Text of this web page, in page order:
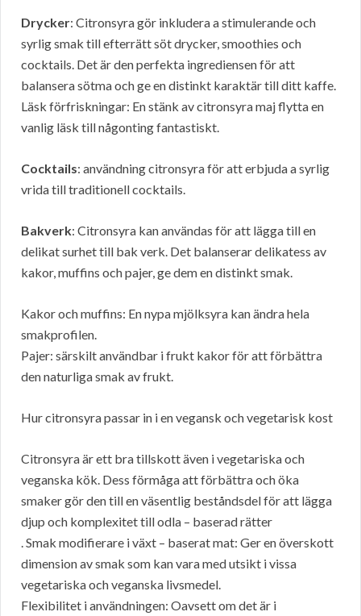
Drycker: Citronsyra gör inkludera a stimulerande och
syrlig smak till efterrätt söt drycker, smoothies och
cocktails. Det är den perfekta ingrediensen för att
balansera sötma och ge en distinkt karaktär till ditt kaffe.
Läsk förfriskningar: En stänk av citronsyra maj flytta en
vanlig läsk till någonting fantastiskt.
Cocktails: användning citronsyra för att erbjuda a syrlig
vrida till traditionell cocktails.
Bakverk: Citronsyra kan användas för att lägga till en
delikat surhet till bak verk. Det balanserar delikatess av
kakor, muffins och pajer, ge dem en distinkt smak.
Kakor och muffins: En nypa mjölksyra kan ändra hela
smakprofilen.
Pajer: särskilt användbar i frukt kakor för att förbättra
den naturliga smak av frukt.
Hur citronsyra passar in i en vegansk och vegetarisk kost
Citronsyra är ett bra tillskott även i vegetariska och
veganska kök. Dess förmåga att förbättra och öka
smaker gör den till en väsentlig beståndsdel för att lägga
djup och komplexitet till odla – baserad rätter
. Smak modifierare i växt – baserat mat: Ger en överskott
dimension av smak som kan vara med utsikt i vissa
vegetariska och veganska livsmedel.
Flexibilitet i användningen: Oavsett om det är i